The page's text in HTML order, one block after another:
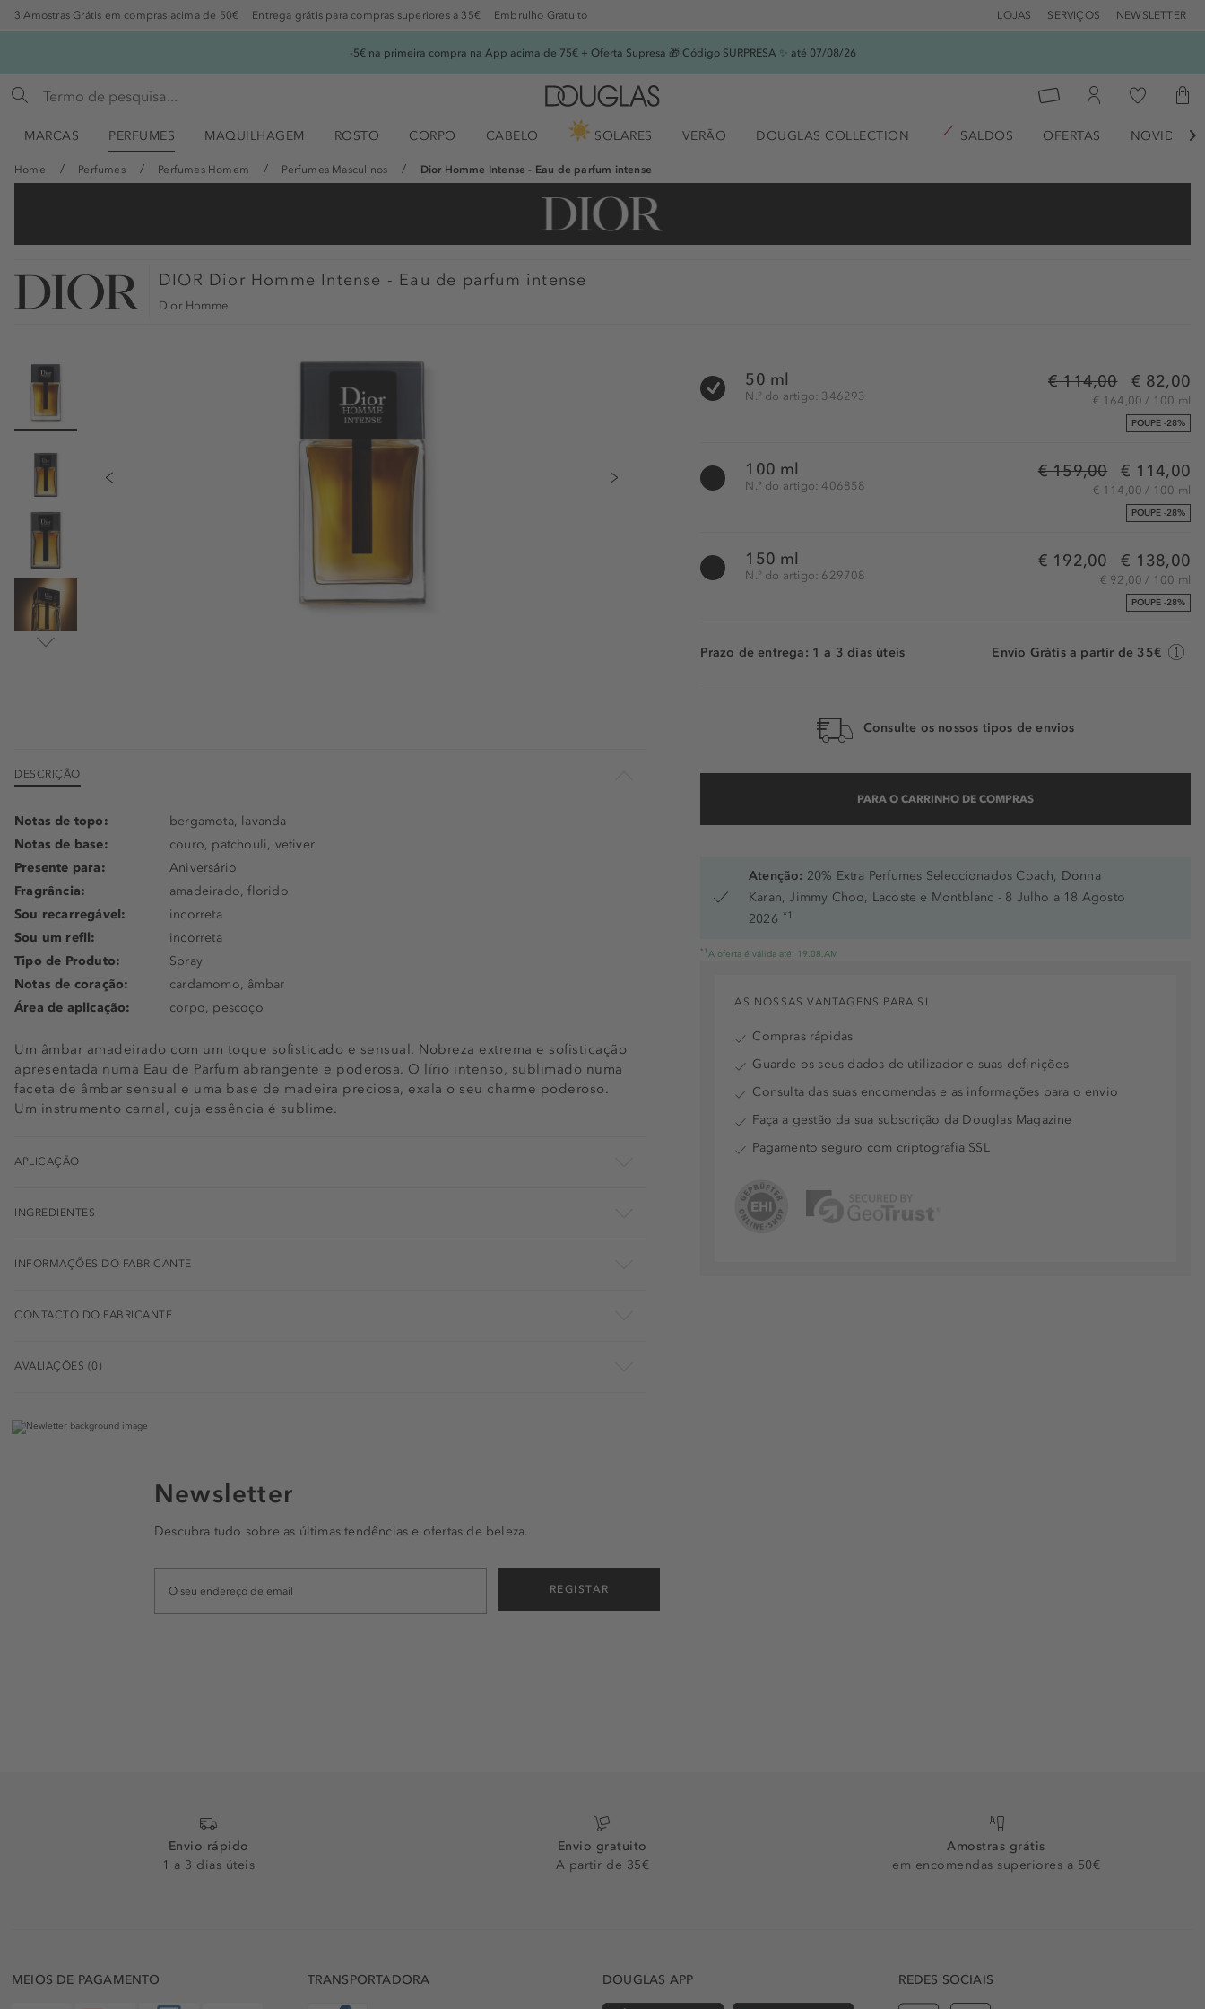
3 Amostras Grátis em compras acima de 50€ Entrega grátis para compras superiores a 35€ Embrulho Gratuito LOJAS SERVIÇOS NEWSLETTER
-5€ na primeira compra na App acima de 75€ + Oferta Supresa 🎁 Código SURPRESA ✨ até 07/08/26
MARCAS PERFUMES MAQUILHAGEM ROSTO CORPO CABELO SOLARES VERÃO DOUGLAS COLLECTION SALDOS OFERTAS 
Home Perfumes Perfumes Homem Perfumes Masculinos Dior Homme Intense - Eau de parfum intense
DIOR Dior Homme Intense - Eau de parfum intense
Dior Homme
50 ml
N.° do artigo: 346293
€ 114,00 € 82,00
€ 164,00 / 100 ml
POUPE -28%
100 ml
N.° do artigo: 406858
€ 159,00 € 114,00
€ 114,00 / 100 ml
POUPE -28%
150 ml
N.° do artigo: 629708
€ 192,00 € 138,00
€ 92,00 / 100 ml
POUPE -28%
Prazo de entrega: 1 a 3 dias úteis Envio Grátis a partir de 35€
Consulte os nossos tipos de envios
PARA O CARRINHO DE COMPRAS
Atenção: 20% Extra Perfumes Seleccionados Coach, Donna
Karan, Jimmy Choo, Lacoste e Montblanc - 8 Julho a 18 Agosto
2026 *1
*1 A oferta é válida até: 19.08.AM
DESCRIÇÃO
Um âmbar amadeirado com um toque sofisticado e sensual. Nobreza extrema e sofisticação
apresentada numa Eau de Parfum abrangente e poderosa. O lírio intenso, sublimado numa
faceta de âmbar sensual e uma base de madeira preciosa, exala o seu charme poderoso.
Um instrumento carnal, cuja essência é sublime.
Notas de topo:
bergamota, lavanda
Notas de base:
couro, patchouli, vetiver
Presente para:
Aniversário
Fragrância:
amadeirado, florido
Sou recarregável:
incorreta
Sou um refil:
incorreta
Tipo de Produto:
Spray
Notas de coração:
cardamomo, âmbar
Área de aplicação:
corpo, pescoço
APLICAÇÃO
INGREDIENTES
INFORMAÇÕES DO FABRICANTE
CONTACTO DO FABRICANTE
AVALIAÇÕES (0)
AS NOSSAS VANTAGENS PARA SI
Compras rápidas
Guarde os seus dados de utilizador e suas definições
Consulta das suas encomendas e as informações para o envio
Faça a gestão da sua subscrição da Douglas Magazine
Pagamento seguro com criptografia SSL
Newsletter
Descubra tudo sobre as últimas tendências e ofertas de beleza.
REGISTAR
Envio rápido
1 a 3 dias úteis
Envio gratuito
A partir de 35€
Amostras grátis
em encomendas superiores a 50€
MEIOS DE PAGAMENTO TRANSPORTADORA DOUGLAS APP REDES SOCIAIS